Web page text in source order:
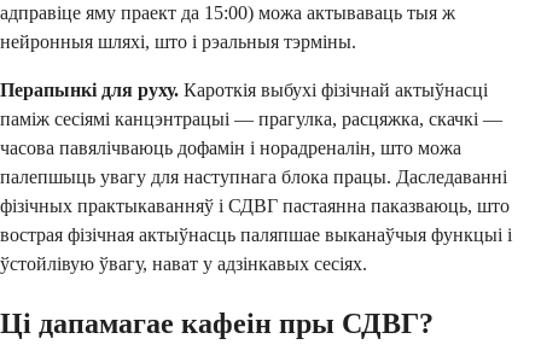
адправіце яму праект да 15:00) можа актываваць тыя ж
нейронныя шляхі, што і рэальныя тэрміны.
Перапынкі для руху. Кароткія выбухі фізічнай актыўнасці
паміж сесіямі канцэнтрацыі — прагулка, расцяжка, скачкі —
часова павялічваюць дофамін і норадреналін, што можа
палепшыць увагу для наступнага блока працы. Даследаванні
фізічных практыкаванняў і СДВГ пастаянна паказваюць, што
вострая фізічная актыўнасць паляпшае выканаўчыя функцыі і
ўстойлівую ўвагу, нават у адзінкавых сесіях.
Ці дапамагае кафеін пры СДВГ?